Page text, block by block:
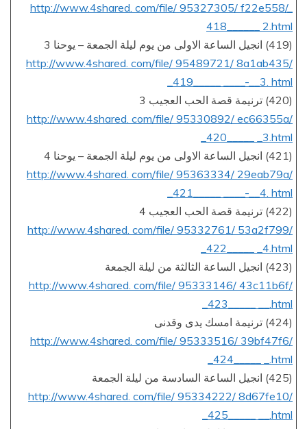
http://www.4shared. com/file/ 95327305/ f22e558/_
418______ 2.html
(419) انجيل الساعة الاولى من يوم ليلة الجمعة – يوحنا 3
http://www.4shared. com/file/ 95489721/ 8a1ab435/
_419_____ ____-__3. html
(420) ترنيمة قصة الحب العجيب 3
http://www.4shared. com/file/ 95330892/ ec66355a/
_420_____ _3.html
(421) انجيل الساعة الاولى من يوم ليلة الجمعة – يوحنا 4
http://www.4shared. com/file/ 95363334/ 29eab79a/
_421_____ ____-__4. html
(422) ترنيمة قصة الحب العجيب 4
http://www.4shared. com/file/ 95332761/ 53a2f799/
_422_____ _4.html
(423) انجيل الساعة الثالثة من ليلة الجمعة
http://www.4shared. com/file/ 95333146/ 43c11b6f/
_423_____ __.html
(424) ترنيمة امسك يدى وقدنى
http://www.4shared. com/file/ 95333516/ 39bf47f6/
_424_____ _.html
(425) انجيل الساعة السادسة من ليلة الجمعة
http://www.4shared. com/file/ 95334222/ 8d67fe10/
_425_____ __.html